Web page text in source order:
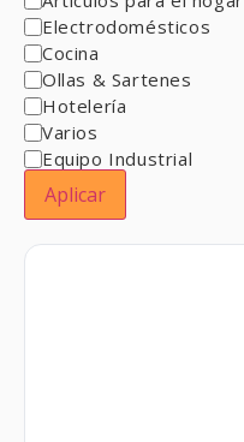
Electrodomésticos
Cocina
Ollas & Sartenes
Hotelería
Varios
Equipo Industrial
Aplicar